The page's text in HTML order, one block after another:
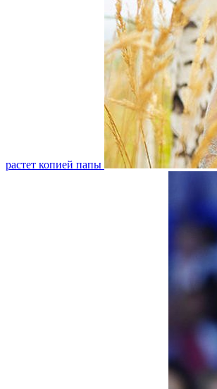
растет копией папы